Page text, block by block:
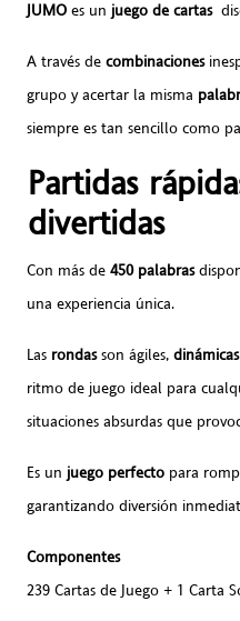
JUMO es un juego de cartas
A través decombinaciones
grupo y acertar la misma
siempre es tan sencillo como
Partidas
divertidas
Con más de450 palabras
una experiencia única.
Las rondasson ágiles,dinámicas
ritmo de juego ideal para
situaciones absurdas que
Es un juego perfecto para
garantizando diversión
Componentes
239 Cartas de Juego + 1 Carta